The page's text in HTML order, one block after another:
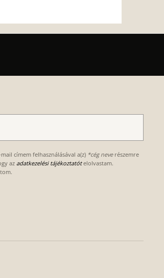
címem felhasználásával a(z) *cég neverészemre
az adatkezelési tájékoztatót elolvastam.